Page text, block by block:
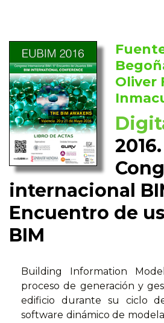
Oliver
internacional
Encuentro de
BIM
Building Information
proceso de generación y
edificio durante su ciclo
software dinámico de